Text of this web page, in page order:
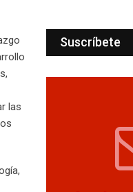
las
Suscríbete